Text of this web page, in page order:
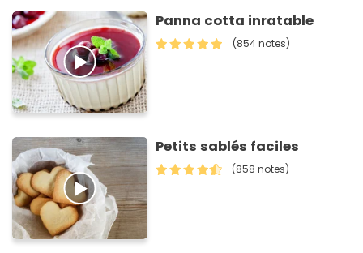
Panna cotta inratable
(854 notes)
Petits sablés faciles
(858 notes)